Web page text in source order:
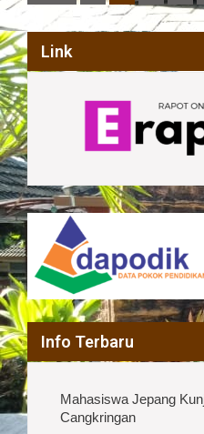
pagination
Link
Info Terbaru
Mahasiswa Jepang
Cangkringan